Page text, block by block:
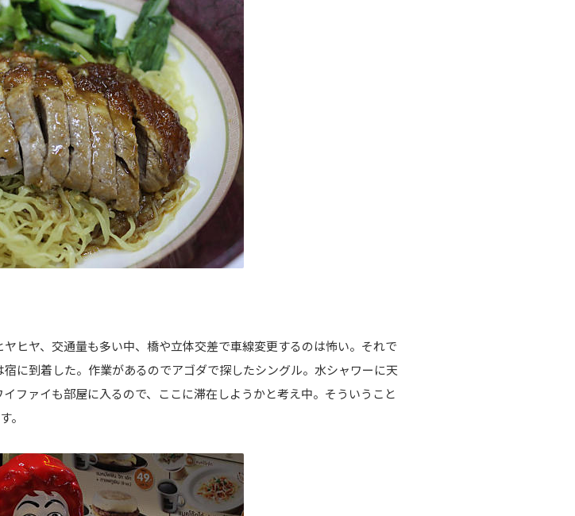
ヒヤ、交通量も多い中、橋や立体交差で車線変更するのは怖い。それで
に到着した。作業があるのでアゴダで探したシングル。水シャワーに天
ファイも部屋に入るので、ここに滞在しようかと考え中。そういうこと
。